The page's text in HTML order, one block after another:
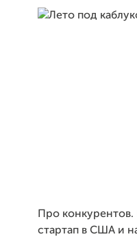
Про
стартап в США и